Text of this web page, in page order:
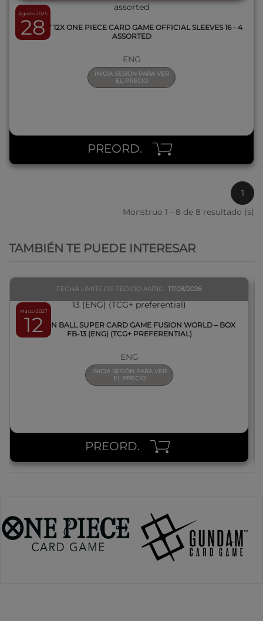
Agosto 2026
28
DISPLAY 12X ONE PIECE CARD GAME OFFICIAL SLEEVES 16 - 4
ASSORTED
ENG
INICIA SESIÓN PARA VER
EL PRECIO
PREORD.
1
Monstruo 1 - 8 de 8 resultado (s)
TAMBIÉN TE PUEDE INTERESAR
Marzo 2027
12
FECHA LÍMITE DE PEDIDO ANTIC. 17/08/2026
DRAGON BALL SUPER CARD GAME FUSION WORLD – BOX
FB-13 (ENG) (TCG+ PREFERENTIAL)
ENG
INICIA SESIÓN PARA VER
EL PRECIO
PREORD.